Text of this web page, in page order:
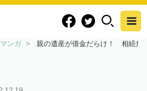
ンガ 親の遺産が借金だらけ！ 相続